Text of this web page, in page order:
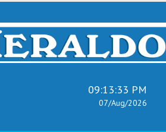
09:13:34 PM
07/Aug/2026